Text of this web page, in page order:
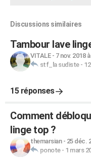
Discussions similaires
Tambour lave
VITALE- 7 nov. 2018
stf_la sudiste-
15 réponses
Comment
linge top ?
themarsian- 25 déc.
ponote- 1 mars